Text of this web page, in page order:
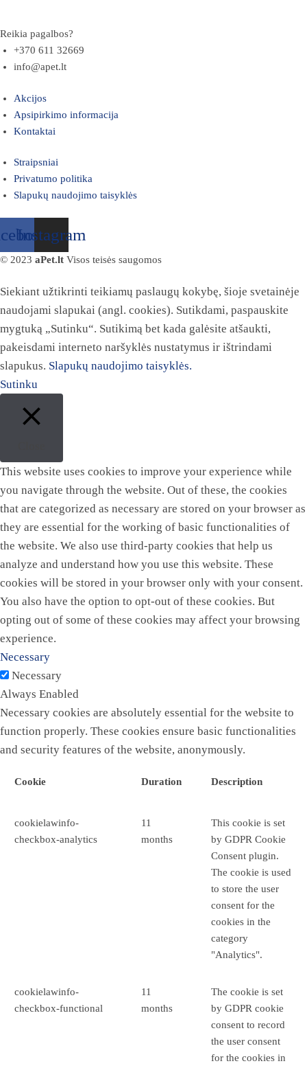
Reikia pagalbos?
+370 611 32669
info@apet.lt
Akcijos
Apsipirkimo informacija
Kontaktai
Straipsniai
Privatumo politika
Slapukų naudojimo taisyklės
Instagram
© 2023 aPet.lt Visos teisės saugomos
Siekiant užtikrinti teikiamų paslaugų kokybę, šioje svetainėje
naudojami slapukai (angl. cookies). Sutikdami, paspauskite
mygtuką „Sutinku“. Sutikimą bet kada galėsite atšaukti,
pakeisdami interneto naršyklės nustatymus ir ištrindami
slapukus. Slapukų naudojimo taisyklės.
Sutinku
This website uses cookies to improve your experience while
you navigate through the website. Out of these, the cookies
that are categorized as necessary are stored on your browser as
they are essential for the working of basic functionalities of
the website. We also use third-party cookies that help us
analyze and understand how you use this website. These
cookies will be stored in your browser only with your consent.
You also have the option to opt-out of these cookies. But
opting out of some of these cookies may affect your browsing
experience.
Necessary
Necessary
Always Enabled
Necessary cookies are absolutely essential for the website to
function properly. These cookies ensure basic functionalities
and security features of the website, anonymously.
Cookie Duration Description
cookielawinfo-
checkbox-analytics
11
months
This cookie is set
by GDPR Cookie
Consent plugin.
The cookie is used
to store the user
consent for the
cookies in the
category
"Analytics".
cookielawinfo-
checkbox-functional
11
months
The cookie is set
by GDPR cookie
consent to record
the user consent
for the cookies in